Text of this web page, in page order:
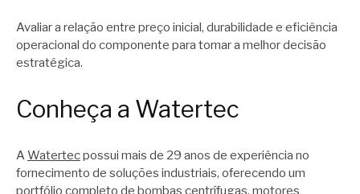
Avaliar a relação entre preço inicial, durabilidade e eficiência
operacional do componente para tomar a melhor decisão
estratégica.
Conheça a Watertec
AWatertecpossui mais de 29 anos de experiência no
fornecimento de soluções industriais, oferecendo um
portfólio completo de bombas centrífugas, motores